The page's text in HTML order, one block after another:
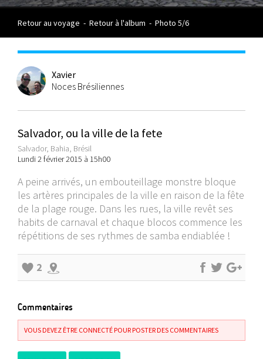
Retour au voyage - Retour à l'album - Photo 5/6
Xavier
Noces Brésiliennes
Salvador, ou la ville de la fete
Salvador, Bahia, Brésil
Lundi 2 février 2015 à 15h00
A peine arrivés, un embouteillage monstre bloque
les artères principales de la ville en raison de la fête
de la plage rouge. Dans les rues, la ville revêt ses
habits de carnaval et chaque blocos commence les
répétitions de ses rythmes de samba endiablée !
2
Commentaires
VOUS DEVEZ ÊTRE CONNECTÉ POUR POSTER DES COMMENTAIRES